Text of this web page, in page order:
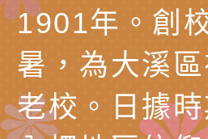
估人員魏
梯次含複
用分析培
字稿及
為提升兒
益，本府
治中心依
函轉桃園
性(防空)
檢送桃園
1901年。創
暑，為大溪
老校。日據